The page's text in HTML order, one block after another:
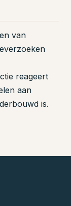
van
reageert
aan
is.